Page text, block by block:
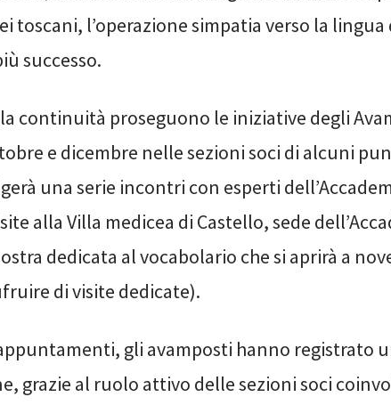
toscani, l’operazione simpatia verso la lingua
successo.
continuità proseguono le iniziative degli
e dicembre nelle sezioni soci di alcuni
una serie incontri con esperti
alla Villa medicea di Castello, sede
dedicata al vocabolario che si aprirà a
di visite dedicate).
gli avamposti hanno registrato
grazie al ruolo attivo delle sezioni soci